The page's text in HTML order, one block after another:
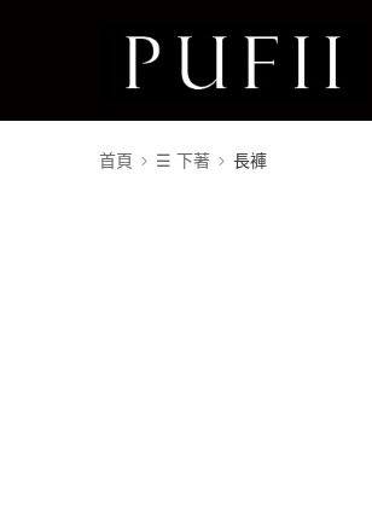
首頁 ☰ 下著 長褲